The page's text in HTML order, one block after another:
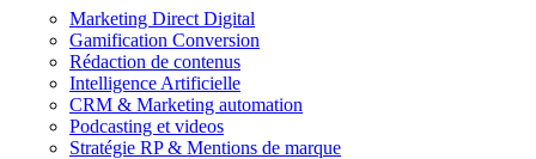
Marketing Direct Digital
Gamification Conversion
Rédaction de contenus
Intelligence Artificielle
CRM & Marketing automation
Podcasting et videos
Stratégie RP & Mentions de marque